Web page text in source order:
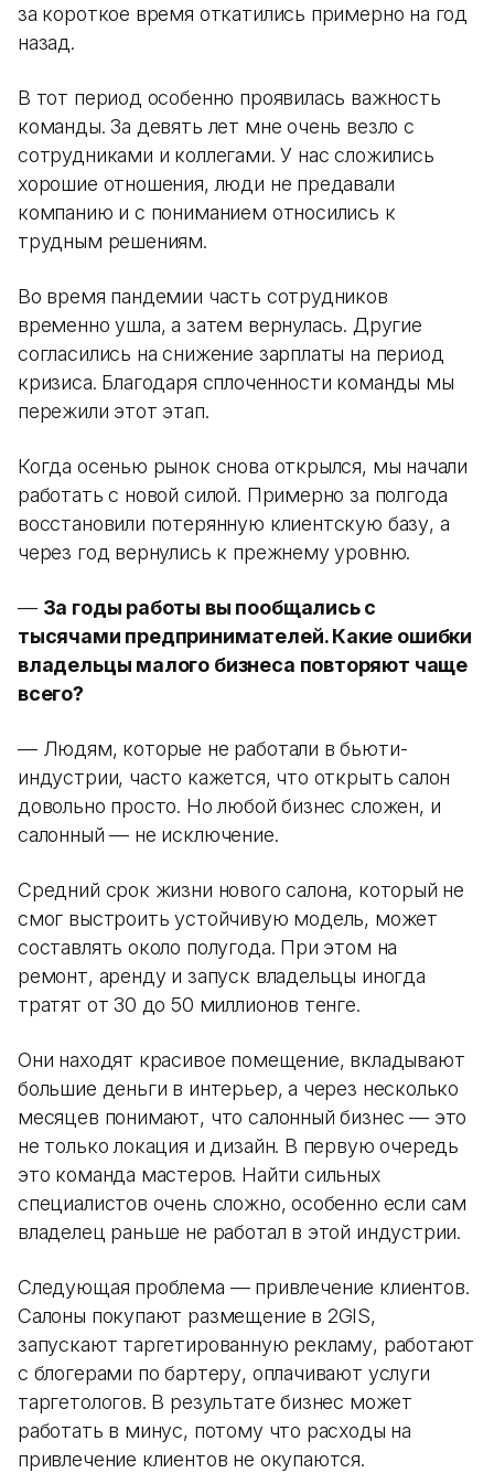
за короткое время откатились примерно на год
назад.
В тот период особенно проявилась важность
команды. За девять лет мне очень везло с
сотрудниками и коллегами. У нас сложились
хорошие отношения, люди не предавали
компанию и с пониманием относились к
трудным решениям.
Во время пандемии часть сотрудников
временно ушла, а затем вернулась. Другие
согласились на снижение зарплаты на период
кризиса. Благодаря сплоченности команды мы
пережили этот этап.
Когда осенью рынок снова открылся, мы начали
работать с новой силой. Примерно за полгода
восстановили потерянную клиентскую базу, а
через год вернулись к прежнему уровню.
— За годы работы вы пообщались с
тысячами предпринимателей. Какие ошибки
владельцы малого бизнеса повторяют чаще
всего?
— Людям, которые не работали в бьюти-
индустрии, часто кажется, что открыть салон
довольно просто. Но любой бизнес сложен, и
салонный — не исключение.
Средний срок жизни нового салона, который не
смог выстроить устойчивую модель, может
составлять около полугода. При этом на
ремонт, аренду и запуск владельцы иногда
тратят от 30 до 50 миллионов тенге.
Они находят красивое помещение, вкладывают
большие деньги в интерьер, а через несколько
месяцев понимают, что салонный бизнес — это
не только локация и дизайн. В первую очередь
это команда мастеров. Найти сильных
специалистов очень сложно, особенно если сам
владелец раньше не работал в этой индустрии.
Следующая проблема — привлечение клиентов.
Салоны покупают размещение в 2GIS,
запускают таргетированную рекламу, работают
с блогерами по бартеру, оплачивают услуги
таргетологов. В результате бизнес может
работать в минус, потому что расходы на
привлечение клиентов не окупаются.